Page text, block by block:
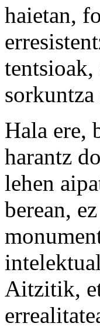
haietan,
Hala ere,
harantz
lehen
berean,
Aitzitik,